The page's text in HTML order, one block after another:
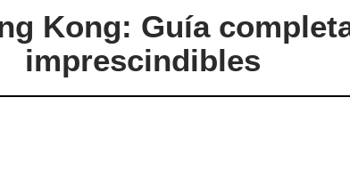
Kong: Guía
imprescindibles